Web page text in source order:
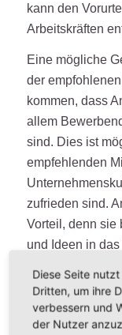
kann den
Arbeitskräften
Eine mögliche
der
kommen, dass
allem
sind. Dies ist
empfehlenden
zufrieden sind.
Vorteil, denn sie
und Ideen in
einnehmen
Diese Seite
Dritten, um ihre
verbessern und
der Nutzer